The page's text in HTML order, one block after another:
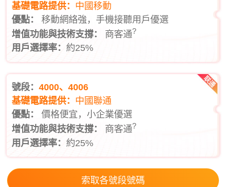
基礎電路提供： 中國移動
優點：
移動網絡強，手機接聽用戶優選
增值功能與技術支撐：
商客通?
用戶選擇率： 約25%
號段：4000、4006
基礎電路提供： 中國聯通
優點：
價格便宜，小企業優選
增值功能與技術支撐：
商客通?
用戶選擇率： 約25%
索取各號段號碼